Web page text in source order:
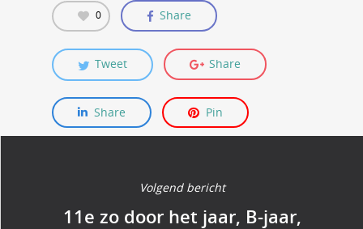
0 Share
Tweet Share
Share Pin
Volgend bericht
11e zo door het jaar, B-jaar,